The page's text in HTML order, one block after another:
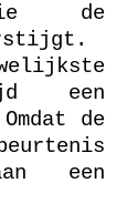
de
een
de
een